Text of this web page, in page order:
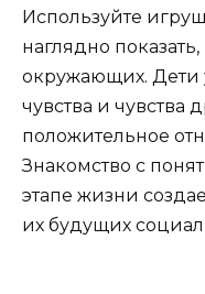
Используйте
наглядно
окружающих. Дети
чувства и чувства
положительное
Знакомство с
этапе жизни
их будущих